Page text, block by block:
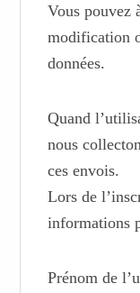
Vous pouvez
modification
données.
Quand
nous
ces envois.
Lors de
informations
Prénom de